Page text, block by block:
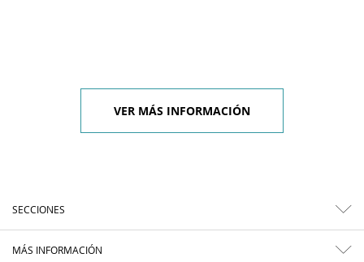
VER MÁS INFORMACIÓN
SECCIONES
MÁS INFORMACIÓN